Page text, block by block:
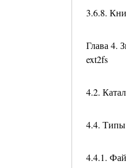
3.6.8.
Глава 4.
ext2fs
4.2.
4.4.
4.4.1.